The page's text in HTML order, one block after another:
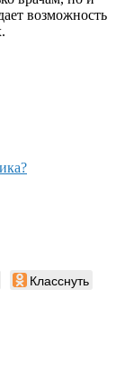
возможность
Класснуть